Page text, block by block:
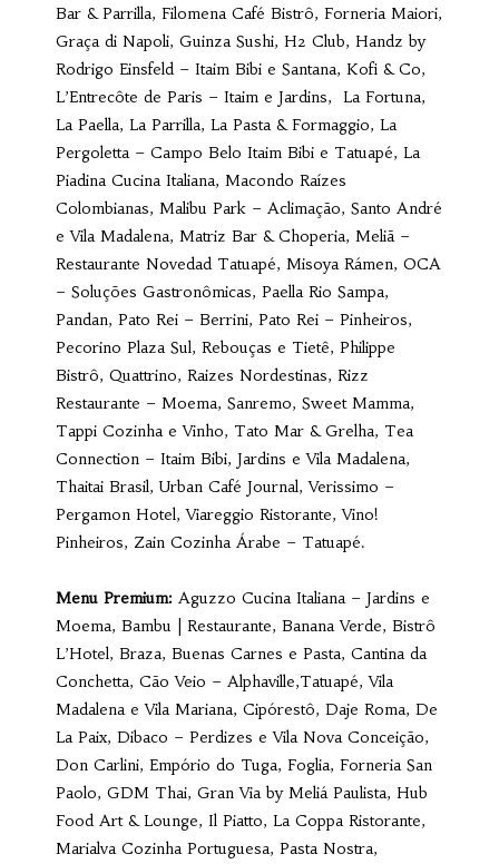
Bar & Parrilla, Filomena Café Bistrô, Forneria Maiori,
Graça di Napoli, Guinza Sushi, H2 Club, Handz by
Rodrigo Einsfeld – Itaim Bibi e Santana, Kofi & Co,
L’Entrecôte de Paris – Itaim e Jardins, La Fortuna,
La Paella, La Parrilla, La Pasta & Formaggio, La
Pergoletta – Campo Belo Itaim Bibi e Tatuapé, La
Piadina Cucina Italiana, Macondo Raízes
Colombianas, Malibu Park – Aclimação, Santo André
e Vila Madalena, Matriz Bar & Choperia, Meliã –
Restaurante Novedad Tatuapé, Misoya Rámen, OCA
– Soluções Gastronômicas, Paella Rio Sampa,
Pandan, Pato Rei – Berrini, Pato Rei – Pinheiros,
Pecorino Plaza Sul, Rebouças e Tietê, Philippe
Bistrô, Quattrino, Raizes Nordestinas, Rizz
Restaurante – Moema, Sanremo, Sweet Mamma,
Tappi Cozinha e Vinho, Tato Mar & Grelha, Tea
Connection – Itaim Bibi, Jardins e Vila Madalena,
Thaitai Brasil, Urban Café Journal, Verissimo –
Pergamon Hotel, Viareggio Ristorante, Vino!
Pinheiros, Zain Cozinha Árabe – Tatuapé.
Menu Premium: Aguzzo Cucina Italiana – Jardins e
Moema, Bambu | Restaurante, Banana Verde, Bistrô
L’Hotel, Braza, Buenas Carnes e Pasta, Cantina da
Conchetta, Cão Veio – Alphaville,Tatuapé, Vila
Madalena e Vila Mariana, Cipórestô, Daje Roma, De
La Paix, Dibaco – Perdizes e Vila Nova Conceição,
Don Carlini, Empório do Tuga, Foglia, Forneria San
Paolo, GDM Thai, Gran Via by Meliá Paulista, Hub
Food Art & Lounge, Il Piatto, La Coppa Ristorante,
Marialva Cozinha Portuguesa, Pasta Nostra,